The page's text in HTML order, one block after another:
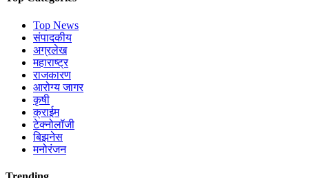
Top News
संपादकीय
अग्रलेख
महाराष्ट्र
राजकारण
आरोग्य जागर
कृषी
क्राईम
टेक्नोलॉजी
बिझनेस
मनोरंजन